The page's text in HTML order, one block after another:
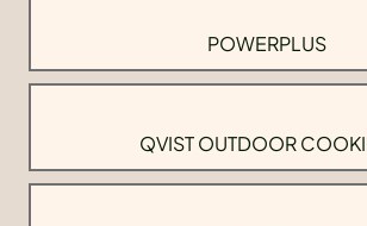
POWERPLUS
QVIST OUTDOOR